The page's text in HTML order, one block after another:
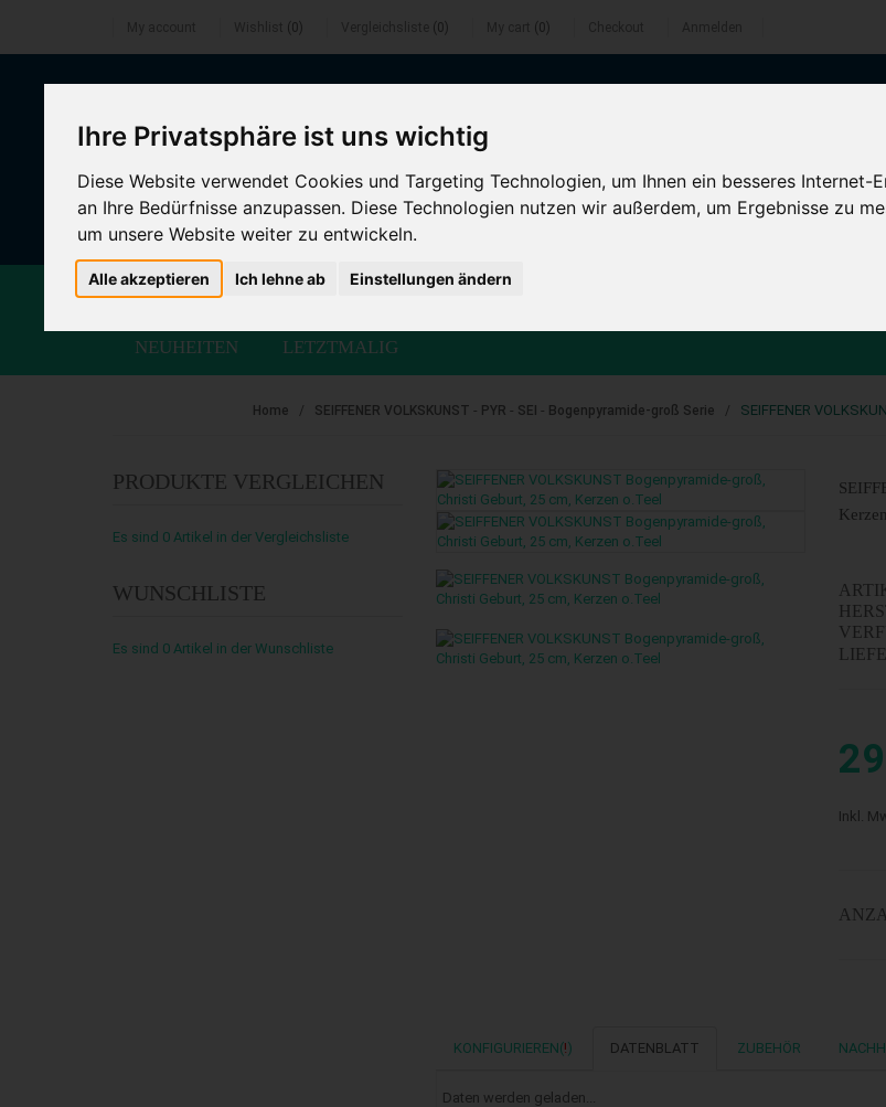
Ihre Privatsphäre ist uns wichtig
Diese Website verwendet Cookies und Targeting Technologien, um Ihnen ein besseres
an Ihre Bedürfnisse anzupassen. Diese Technologien nutzen wir außerdem, um Ergebnisse zu
um unsere Website weiter zu entwickeln.
Alle akzeptieren Ich lehne ab Einstellungen ändern
(0) (0) (0)
HERRNHUTER STERNE WENDT UND KÜHN
NEUHEITEN LETZTMALIG
Home SEIFFENER VOLKSKUNST - PYR - SEI - Bogenpyramide-groß Serie SEIFFENER
PRODUKTE VERGLEICHEN
Es sind 0 Artikel in der Vergleichsliste
WUNSCHLISTE
Es sind 0 Artikel in der Wunschliste
Inkl.
KONFIGURIEREN(!) DATENBLATT ZUBEHÖR
Daten werden geladen...